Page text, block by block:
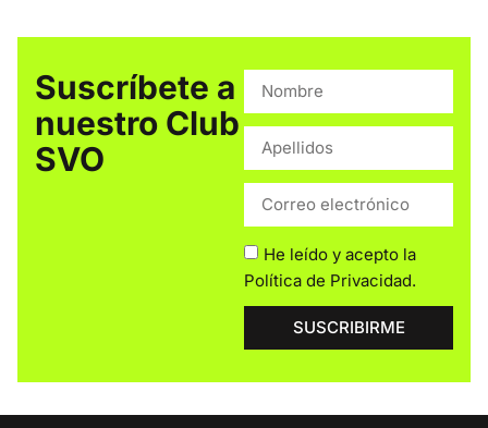
Suscríbete a
nuestro Club
SVO
He leído y acepto la
Política de Privacidad.
SUSCRIBIRME